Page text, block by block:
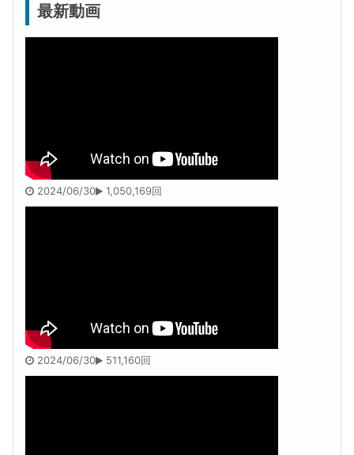
最新動画
2024/06/30 1,050,169回
2024/06/30 511,160回